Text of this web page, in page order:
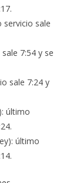
servicio sale
7:54 y se
sale 7:24 y
último
último